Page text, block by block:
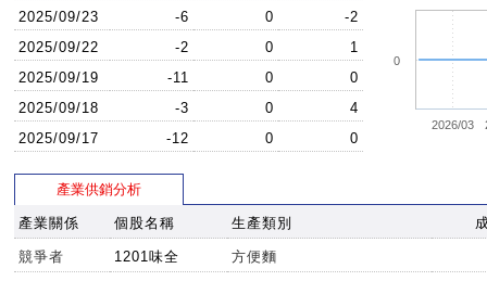
2025/09/23
-6 0
-2
2025/09/22
-2 0
1
2025/09/19
-11 0
0
2025/09/18
-3 0
4
2025/09/17
-12 0 0
2026/03
0
產業供銷分析
產業關係 個股名稱 生產類別
競爭者 1201味全 方便麵